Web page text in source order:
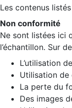
Les contenus
Non conformité
Ne sont listées ici
l’échantillon. Sur
L’utilisation
Utilisation de
La perte du
Des images